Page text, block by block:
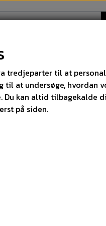
kr
tredjeparter til at
til at undersøge, hvordan
Du kan altid tilbagekalde
på siden.